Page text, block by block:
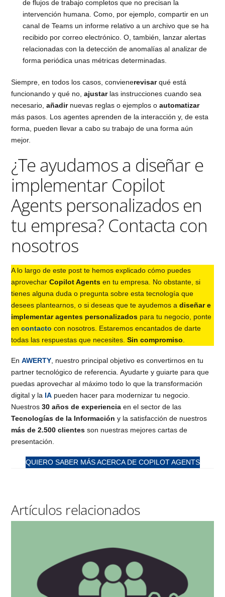
de flujos de trabajo completos que no precisan la
intervención humana. Como, por ejemplo, compartir en un
canal de Teams un informe relativo a un archivo que se ha
recibido por correo electrónico. O, también, lanzar alertas
relacionadas con la detección de anomalías al analizar de
forma periódica unas métricas determinadas.
Siempre, en todos los casos, convienerevisarqué está
funcionando y qué no,ajustarlas instrucciones cuando sea
necesario,añadirnuevas reglas o ejemplos oautomatizar
más pasos. Los agentes aprenden de la interacción y, de esta
forma, pueden llevar a cabo su trabajo de una forma aún
mejor.
¿Te ayudamos a diseñar e
implementar Copilot
Agents personalizados en
tu empresa? Contacta con
nosotros
A lo largo de este post te hemos explicado cómo puedes
aprovecharCopilot Agents en tu empresa. No obstante, si
tienes alguna duda o pregunta sobre esta tecnología que
desees plantearnos, o si deseas que te ayudemos adiseñar e
implementar agentes personalizados para tu negocio, ponte
encontacto con nosotros. Estaremos encantados de darte
todas las respuestas que necesites.Sin compromiso
EnAWERTY , nuestro principal objetivo es convertirnos en tu
partner tecnológico de referencia. Ayudarte y guiarte para que
puedas aprovechar al máximo todo lo que la transformación
digital y la IA pueden hacer para modernizar tu negocio.
Nuestros30 años de experiencia en el sector de las
Tecnologías de la Información y la satisfacción de nuestros
más de 2.500 clientes son nuestras mejores cartas de
presentación.
QUIERO SABER MÁS ACERCA DE COPILOT AGENTS